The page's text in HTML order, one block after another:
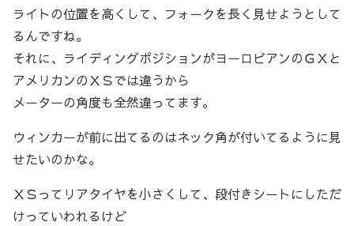
ライトの位置を高くして、フォークを長く見せようとして
るんですね。
それに、ライディングポジションがヨーロピアンのＧＸと
アメリカンのＸＳでは違うから
メーターの角度も全然違ってます。
ウィンカーが前に出てるのはネック角が付いてるように見
せたいのかな。
ＸＳってリアタイヤを小さくして、段付きシートにしただ
けっていわれるけど